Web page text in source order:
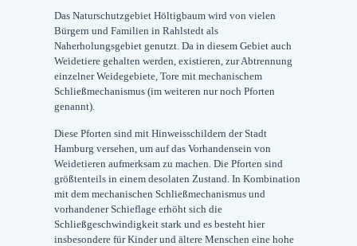
Das Naturschutzgebiet Höltigbaum wird von vielen
Bürgern und Familien in Rahlstedt als
Naherholungsgebiet genutzt. Da in diesem Gebiet auch
Weidetiere gehalten werden, existieren, zur Abtrennung
einzelner Weidegebiete, Tore mit mechanischem
Schließmechanismus (im weiteren nur noch Pforten
genannt).
Diese Pforten sind mit Hinweisschildern der Stadt
Hamburg versehen, um auf das Vorhandensein von
Weidetieren aufmerksam zu machen. Die Pforten sind
größtenteils in einem desolaten Zustand. In Kombination
mit dem mechanischen Schließmechanismus und
vorhandener Schieflage erhöht sich die
Schließgeschwindigkeit stark und es besteht hier
insbesondere für Kinder und ältere Menschen eine hohe